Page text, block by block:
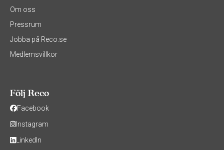
Om oss
Pressrum
Jobba på Reco.se
Medlemsvillkor
Följ Reco
Facebook
Instagram
LinkedIn